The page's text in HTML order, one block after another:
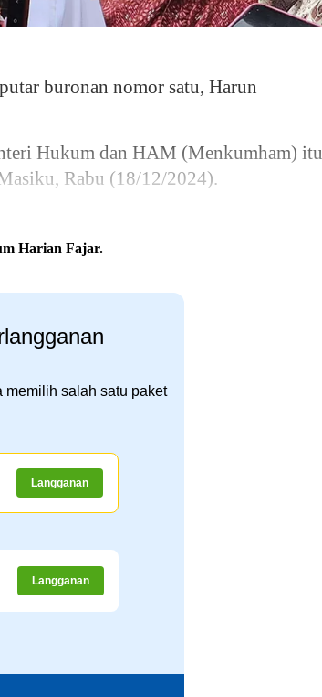
buronan nomor satu, Harun
Hukum dan HAM (Menkumham) itu
Rabu (18/12/2024).
Harian Fajar.
memilih salah satu paket
Langganan
Langganan